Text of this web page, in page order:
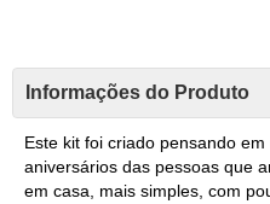
Informações do Produto
Este kit foi criado pensando
aniversários das pessoas que
em casa, mais simples, com